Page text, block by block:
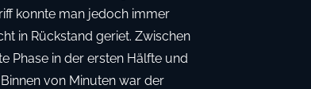
konnte man jedoch immer
in Rückstand geriet. Zwischen
Phase in der ersten Hälfte und
von Minuten war der